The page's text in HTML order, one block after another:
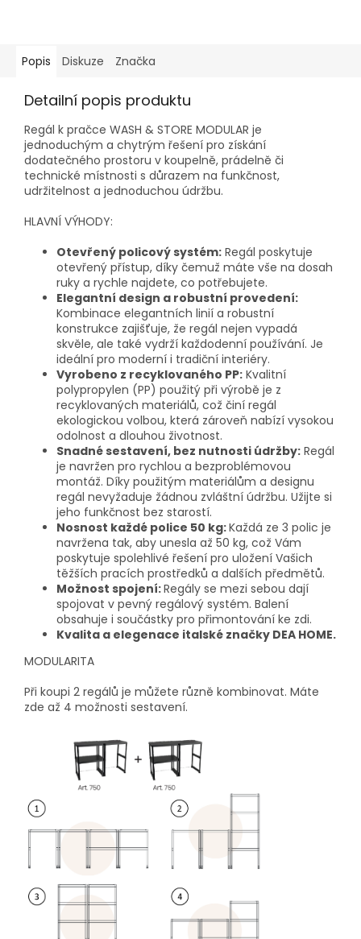
Popis Diskuze Značka
Detailní popis produktu
Regál k pračce WASH & STORE MODULAR je
jednoduchým a chytrým řešení pro získání
dodatečného prostoru v koupelně, prádelně či
technické místnosti s důrazem na funkčnost,
udržitelnost a jednoduchou údržbu.
HLAVNÍ VÝHODY:
Otevřený policový systém: Regál poskytuje
otevřený přístup, díky čemuž máte vše na dosah
ruky a rychle najdete, co potřebujete.
Elegantní design a robustní provedení:
Kombinace elegantních linií a robustní
konstrukce zajišťuje, že regál nejen vypadá
skvěle, ale také vydrží každodenní používání. Je
ideální pro moderní i tradiční interiéry.
Vyrobeno z recyklovaného PP: Kvalitní
polypropylen (PP) použitý při výrobě je z
recyklovaných materiálů, což činí regál
ekologickou volbou, která zároveň nabízí vysokou
odolnost a dlouhou životnost.
Snadné sestavení, bez nutnosti údržby: Regál
je navržen pro rychlou a bezproblémovou
montáž. Díky použitým materiálům a designu
regál nevyžaduje žádnou zvláštní údržbu. Užijte si
jeho funkčnost bez starostí.
Nosnost každé police 50 kg:Každá ze 3 polic je
navržena tak, aby unesla až 50 kg, což Vám
poskytuje spolehlivé řešení pro uložení Vašich
těžších pracích prostředků a dalších předmětů.
Možnost spojení:Regály se mezi sebou dají
spojovat v pevný regálový systém. Balení
obsahuje i součástky pro přimontování ke zdi.
Kvalita a elegenace italské značky DEA HOME.
MODULARITA
Při koupi 2 regálů je můžete různě kombinovat. Máte
zde až 4 možnosti sestavení.